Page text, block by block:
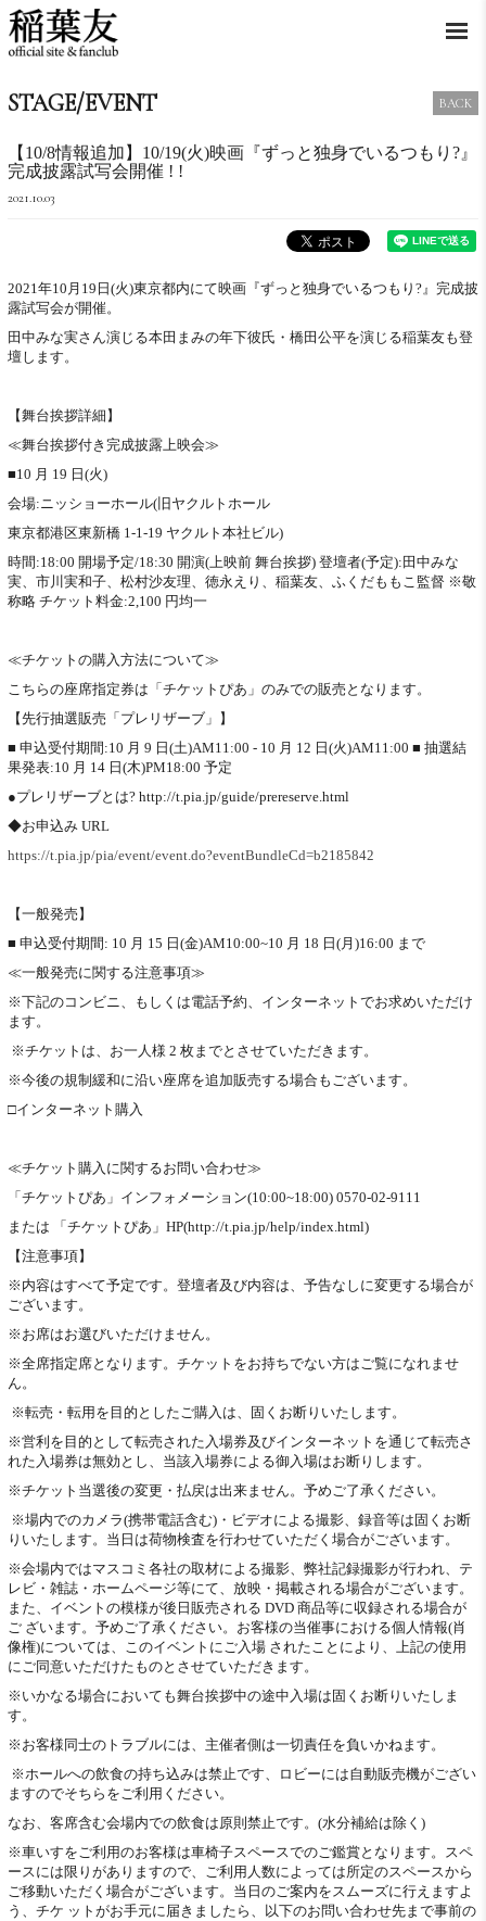
STAGE/EVENT BACK
【10/8情報追加】10/19(火)映画『ずっと独身でいるつもり?』
完成披露試写会開催 ! !
2021.10.03
2021年10月19日(火)東京都内にて映画『ずっと独身でいるつもり?』完成披
露試写会が開催。
田中みな実さん演じる本田まみの年下彼氏・橋田公平を演じる稲葉友も登
壇します。
【舞台挨拶詳細】
≪舞台挨拶付き完成披露上映会≫
■10 月 19 日(火)
会場:ニッショーホール(旧ヤクルトホール
東京都港区東新橋 1-1-19 ヤクルト本社ビル)
時間:18:00 開場予定/18:30 開演(上映前 舞台挨拶) 登壇者(予定):田中みな
実、市川実和子、松村沙友理、徳永えり、稲葉友、ふくだももこ監督 ※敬
称略 チケット料金:2,100 円均一
≪チケットの購入方法について≫
こちらの座席指定券は「チケットぴあ」のみでの販売となります。
【先行抽選販売「プレリザーブ」】
■ 申込受付期間:10 月 9 日(土)AM11:00 - 10 月 12 日(火)AM11:00 ■ 抽選結
果発表:10 月 14 日(木)PM18:00 予定
●プレリザーブとは? http://t.pia.jp/guide/prereserve.html
◆お申込み URL
https://t.pia.jp/pia/event/event.do?eventBundleCd=b2185842
【一般発売】
■ 申込受付期間: 10 月 15 日(金)AM10:00~10 月 18 日(月)16:00 まで
≪一般発売に関する注意事項≫
※下記のコンビニ、もしくは電話予約、インターネットでお求めいただけ
ます。
※チケットは、お一人様 2 枚までとさせていただきます。
※今後の規制緩和に沿い座席を追加販売する場合もございます。
□インターネット購入
≪チケット購入に関するお問い合わせ≫
「チケットぴあ」インフォメーション(10:00~18:00) 0570-02-9111
または 「チケットぴあ」HP(http://t.pia.jp/help/index.html)
【注意事項】
※内容はすべて予定です。登壇者及び内容は、予告なしに変更する場合が
ございます。
※お席はお選びいただけません。
※全席指定席となります。チケットをお持ちでない方はご覧になれませ
ん。
※転売・転用を目的としたご購入は、固くお断りいたします。
※営利を目的として転売された入場券及びインターネットを通じて転売さ
れた入場券は無効とし、当該入場券による御入場はお断りします。
※チケット当選後の変更・払戻は出来ません。予めご了承ください。
※場内でのカメラ(携帯電話含む)・ビデオによる撮影、録音等は固くお断
りいたします。当日は荷物検査を行わせていただく場合がございます。
※会場内ではマスコミ各社の取材による撮影、弊社記録撮影が行われ、テ
レビ・雑誌・ホームページ等にて、放映・掲載される場合がございます。
また、イベントの模様が後日販売される DVD 商品等に収録される場合が
ご ざいます。予めご了承ください。お客様の当催事における個人情報(肖
像権)については、このイベントにご入場 されたことにより、上記の使用
にご同意いただけたものとさせていただきます。
※いかなる場合においても舞台挨拶中の途中入場は固くお断りいたしま
す。
※お客様同士のトラブルには、主催者側は一切責任を負いかねます。
※ホールへの飲食の持ち込みは禁止です、ロビーには自動販売機がござい
ますのでそちらをご利用ください。
なお、客席含む会場内での飲食は原則禁止です。(水分補給は除く)
※車いすをご利用のお客様は車椅子スペースでのご鑑賞となります。スペ
ースには限りがありますので、ご利用人数によっては所定のスペースから
ご移動いただく場合がございます。当日のご案内をスムーズに行えますよ
う、チケ ットがお手元に届きましたら、以下のお問い合わせ先まで事前の